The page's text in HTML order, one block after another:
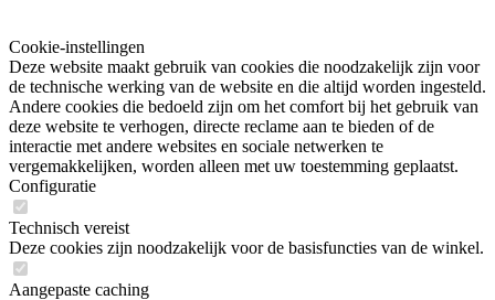
Cookie-instellingen
Deze website maakt gebruik van cookies die noodzakelijk zijn voor
de technische werking van de website en die altijd worden ingesteld.
Andere cookies die bedoeld zijn om het comfort bij het gebruik van
deze website te verhogen, directe reclame aan te bieden of de
interactie met andere websites en sociale netwerken te
vergemakkelijken, worden alleen met uw toestemming geplaatst.
Configuratie
Technisch vereist
Deze cookies zijn noodzakelijk voor de basisfuncties van de winkel.
Aangepaste caching